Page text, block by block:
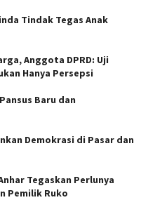
Tindak Tegas Anak
Anggota DPRD: Uji
Hanya Persepsi
Baru dan
Demokrasi di Pasar dan
Tegaskan Perlunya
Pemilik Ruko